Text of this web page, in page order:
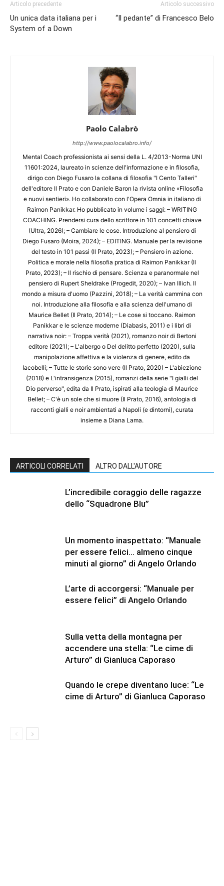
Articolo precedente
Un unica data italiana per i
System of a Down
Articolo successivo
“Il pedante” di Francesco Belo
Paolo Calabrò
http://www.paolocalabro.info/
Mental Coach professionista ai sensi della L. 4/2013-Norma UNI
11601:2024, laureato in scienze dell'informazione e in filosofia,
dirigo con Diego Fusaro la collana di filosofia "I Cento Talleri"
dell'editore Il Prato e con Daniele Baron la rivista online «Filosofia
e nuovi sentieri». Ho collaborato con l'Opera Omnia in italiano di
Raimon Panikkar. Ho pubblicato in volume i saggi: – WRITING
COACHING. Prendersi cura dello scrittore in 101 concetti chiave
(Ultra, 2026); – Cambiare le cose. Introduzione al pensiero di
Diego Fusaro (Moira, 2024); – EDITING. Manuale per la revisione
del testo in 101 passi (Il Prato, 2023); – Pensiero in azione.
Politica e morale nella filosofia pratica di Raimon Panikkar (Il
Prato, 2023); – Il rischio di pensare. Scienza e paranormale nel
pensiero di Rupert Sheldrake (Progedit, 2020); – Ivan Illich. Il
mondo a misura d'uomo (Pazzini, 2018); – La verità cammina con
noi. Introduzione alla filosofia e alla scienza dell'umano di
Maurice Bellet (Il Prato, 2014); – Le cose si toccano. Raimon
Panikkar e le scienze moderne (Diabasis, 2011) e i libri di
narrativa noir: – Troppa verità (2021), romanzo noir di Bertoni
editore (2021); – L'albergo o Del delitto perfetto (2020), sulla
manipolazione affettiva e la violenza di genere, edito da
Iacobelli; – Tutte le storie sono vere (Il Prato, 2020) – L'abiezione
(2018) e L'intransigenza (2015), romanzi della serie "I gialli del
Dio perverso", edita da Il Prato, ispirati alla teologia di Maurice
Bellet; – C'è un sole che si muore (Il Prato, 2016), antologia di
racconti gialli e noir ambientati a Napoli (e dintorni), curata
insieme a Diana Lama.
ARTICOLI CORRELATI ALTRO DALL'AUTORE
L’incredibile coraggio delle ragazze
dello “Squadrone Blu”
Un momento inaspettato: “Manuale
per essere felici… almeno cinque
minuti al giorno” di Angelo Orlando
L’arte di accorgersi: “Manuale per
essere felici” di Angelo Orlando
Sulla vetta della montagna per
accendere una stella: “Le cime di
Arturo” di Gianluca Caporaso
Quando le crepe diventano luce: “Le
cime di Arturo” di Gianluca Caporaso